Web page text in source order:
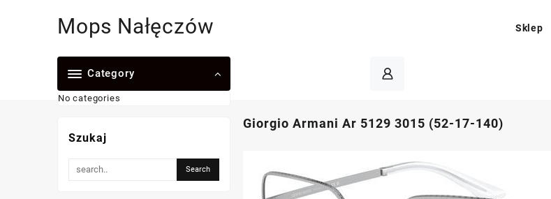
Mops Nałęczów Sklep
Category
No categories
Giorgio Armani Ar 5129 3015 (52-17-140)
Szukaj